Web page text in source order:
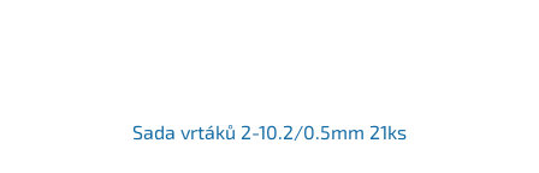
Sada vrtáků 2-10.2/0.5mm 21ks